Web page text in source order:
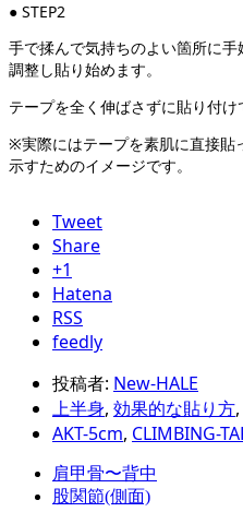
● STEP2
手で揉んで気持ちのよい箇所に
調整し貼り始めます。
テープを全く伸ばさずに貼り付け
※実際にはテープを素肌に直接貼
示すためのイメージです。
Tweet
Share
+1
Hatena
RSS
feedly
投稿者: New-HALE
上半身, 効果的な貼り方,
AKT-5cm, CLIMBING-
肩甲骨〜背中
股関節(側面)